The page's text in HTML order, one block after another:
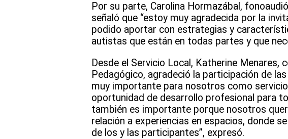
Por su parte, Carolina Hormazábal,
señaló que “estoy muy agradecida por la
podido aportar con estrategias y
autistas que están en todas partes y que
Desde el Servicio Local, Katherine Menares,
Pedagógico, agradeció la participación de
muy importante para nosotros como
oportunidad de desarrollo profesional para
también es importante porque nosotros
relación a experiencias en espacios, donde
de los y las participantes”, expresó.